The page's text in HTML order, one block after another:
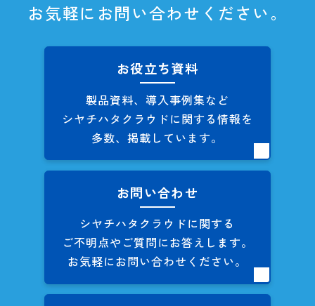
お気軽にお問い合わせください。
お役立ち資料
製品資料、導入事例集など
シヤチハタクラウドに関する情報を
多数、掲載しています。
お問い合わせ
シヤチハタクラウドに関する
ご不明点やご質問にお答えします。
お気軽にお問い合わせください。